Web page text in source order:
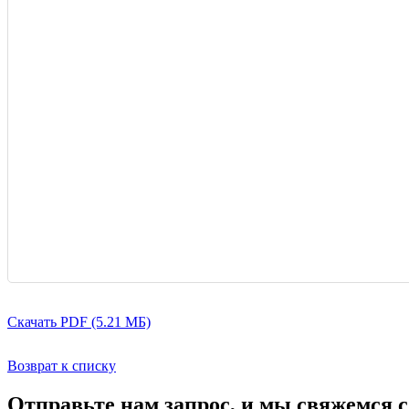
Скачать PDF (5.21 МБ)
Возврат к списку